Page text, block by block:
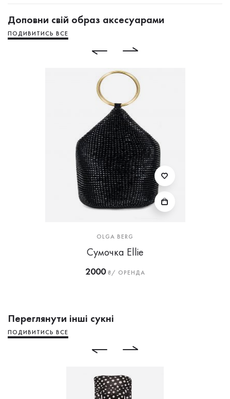
Доповни свій образ аксесуарами
ПОДИВИТИСЬ ВСЕ
OLGA BERG
Сумочка Ellie
2000₴/ ОРЕНДА
Переглянути інші сукні
ПОДИВИТИСЬ ВСЕ